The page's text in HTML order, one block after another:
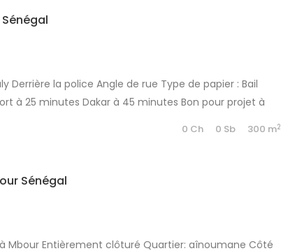
Derrière la police Angle de rue Type de papier : Bail
à 25 minutes Dakar à 45 minutes Bon pour projet à
0 Ch 0 Sb 300 m2
Sénégal
Mbour Entièrement clôturé Quartier: aînoumane Côté